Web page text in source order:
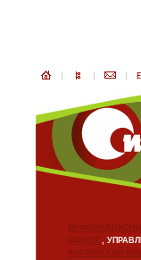
БИЗНЕС,
АНГЛИЙСКИЙ